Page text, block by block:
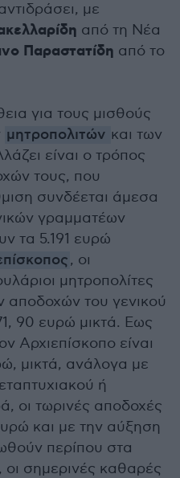
με
από τη Νέα
Παραστατίδη από το
για τους μισθούς
μητροπολιτών και των
είναι ο τρόπος
τους, που
συνδέεται άμεσα
γραμματέων
τα 5.191 ευρώ
, οι
μητροπολίτες
αποδοχών του γενικού
90 ευρώ μικτά. Εως
Αρχιεπίσκοπο είναι
μικτά, ανάλογα με
ή
οι τωρινές αποδοχές
και με την αύξηση
περίπου στα
σημερινές καθαρές